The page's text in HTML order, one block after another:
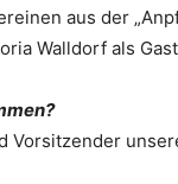
aus der
Walldorf als
Vorsitzender